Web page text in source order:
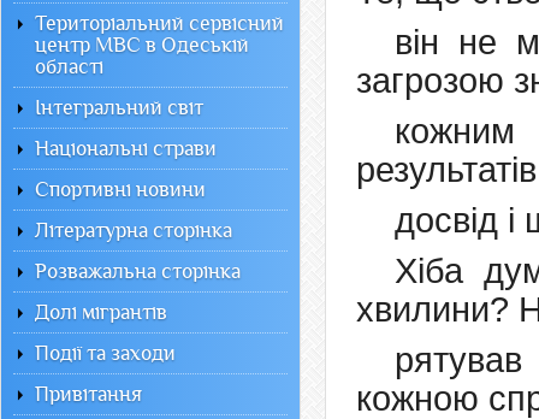
він не
загрозою
кожним
досвід
Хіба
хвилини?
кожною
Територіальний сервісний
центр МВС в Одеській
області
Інтегральний світ
Національні страви
Спортивні новини
Літературна сторінка
Розважальна сторінка
Долі мігрантів
Події та заходи
Привітання